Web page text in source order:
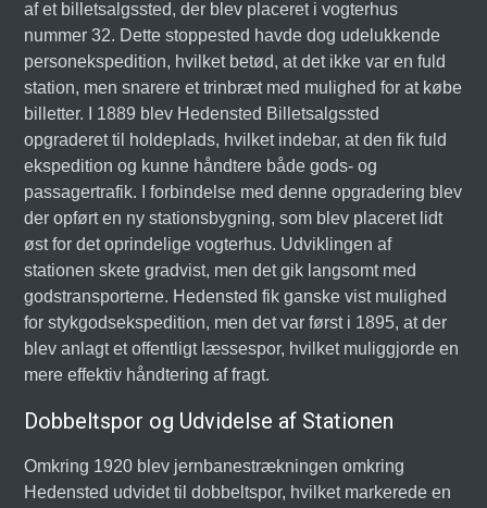
af et billetsalgssted, der blev placeret i vogterhus
nummer 32. Dette stoppested havde dog udelukkende
personekspedition, hvilket betød, at det ikke var en fuld
station, men snarere et trinbræt med mulighed for at købe
billetter. I 1889 blev Hedensted Billetsalgssted
opgraderet til holdeplads, hvilket indebar, at den fik fuld
ekspedition og kunne håndtere både gods- og
passagertrafik. I forbindelse med denne opgradering blev
der opført en ny stationsbygning, som blev placeret lidt
øst for det oprindelige vogterhus. Udviklingen af
stationen skete gradvist, men det gik langsomt med
godstransporterne. Hedensted fik ganske vist mulighed
for stykgodsekspedition, men det var først i 1895, at der
blev anlagt et offentligt læssespor, hvilket muliggjorde en
mere effektiv håndtering af fragt.
Dobbeltspor og Udvidelse af Stationen
Omkring 1920 blev jernbanestrækningen omkring
Hedensted udvidet til dobbeltspor, hvilket markerede en